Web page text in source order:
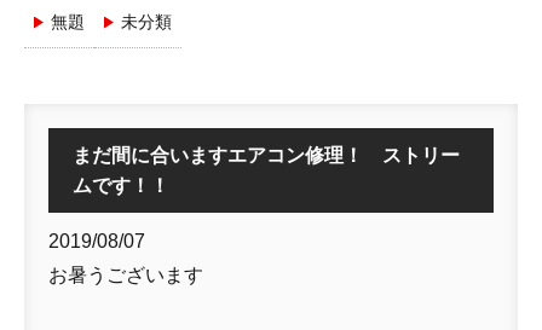
無題 未分類
まだ間に合いますエアコン修理！ ストリー
ムです！！
2019/08/07
お暑うございます